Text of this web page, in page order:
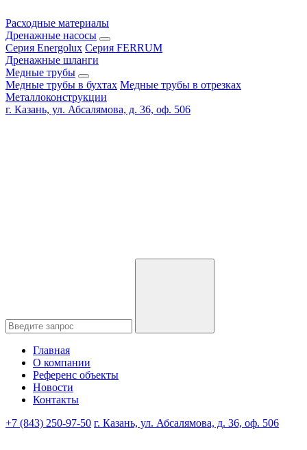
Расходные материалы
Дренажные насосы
Серия Energolux Серия FERRUM
Дренажные шланги
Медные трубы
Медные трубы в бухтах Медные трубы в отрезках
Металлоконструкции
г. Казань, ул. Абсалямова, д. 36, оф. 506
Главная
О компании
Референс объекты
Новости
Контакты
+7 (843) 250-97-50 г. Казань, ул. Абсалямова, д. 36, оф. 506